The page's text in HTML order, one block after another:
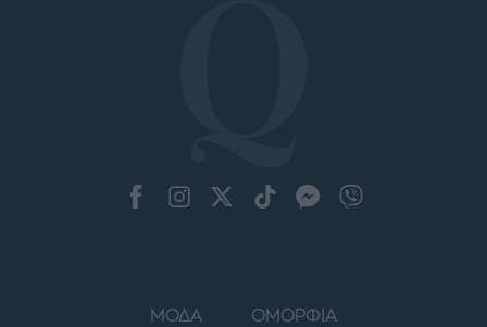
ΜΟΔΑ ΟΜΟΡΦΙΑ